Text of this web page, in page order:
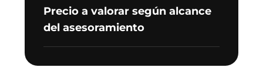
Precio a valorar según alcance
del asesoramiento